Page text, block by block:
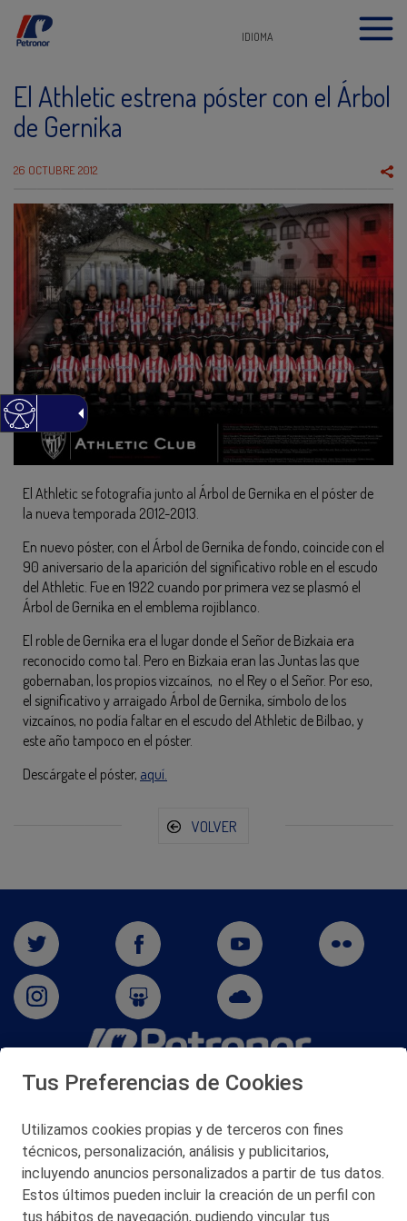
IDIOMA
El Athletic estrena póster con el Árbol
de Gernika
26 OCTUBRE 2012
El Athletic se fotografía junto al Árbol de Gernika en el póster de
la nueva temporada 2012-2013.
En nuevo póster, con el Árbol de Gernika de fondo, coincide con el
90 aniversario de la aparición del significativo roble en el escudo
del Athletic. Fue en 1922 cuando por primera vez se plasmó el
Árbol de Gernika en el emblema rojiblanco.
El roble de Gernika era el lugar donde el Señor de Bizkaia era
reconocido como tal. Pero en Bizkaia eran las Juntas las que
gobernaban, los propios vizcaínos, no el Rey o el Señor. Por eso,
el significativo y arraigado Árbol de Gernika, símbolo de los
vizcaínos, no podía faltar en el escudo del Athletic de Bilbao, y
este año tampoco en el póster.
Descárgate el póster, aquí.
VOLVER
San Martín 5-Edificio Muñatones,
© 2026 Petronor S.A.
Tus Preferencias de Cookies
Utilizamos cookies propias y de terceros con fines
técnicos, personalización, análisis y publicitarios,
incluyendo anuncios personalizados a partir de tus datos.
Estos últimos pueden incluir la creación de un perfil con
tus hábitos de navegación, pudiendo vincular tus